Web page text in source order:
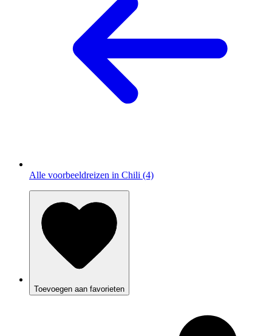
Alle voorbeeldreizen in Chili (4)
Toevoegen aan favorieten